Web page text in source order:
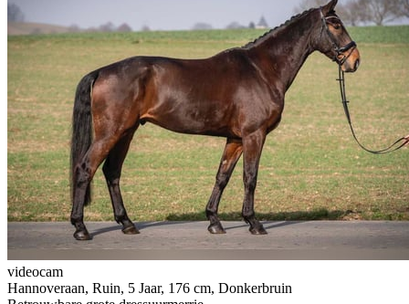
videocam
Hannoveraan, Ruin, 5 Jaar, 176 cm, Donkerbruin